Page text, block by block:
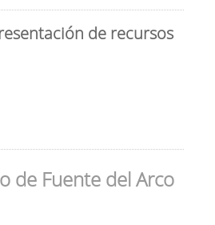
de recursos
de Fuente del Arco